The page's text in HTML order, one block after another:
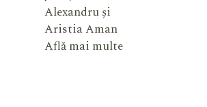
Alexandru și
Aristia Aman
Află mai multe